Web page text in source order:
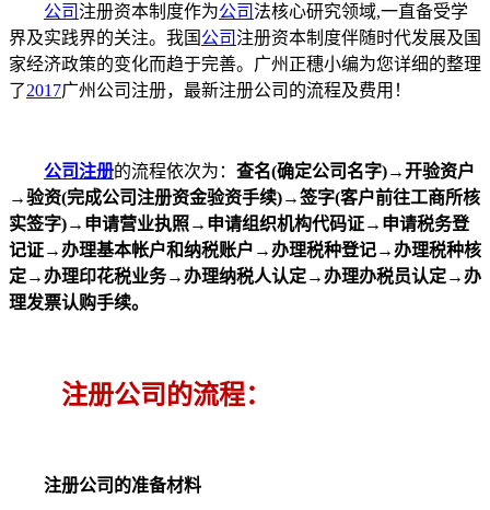
公司注册资本制度作为公司法核心研究领域,一直备受学
界及实践界的关注。我国 公司注册资本制度伴随时代发展及国
家经济政策的变化而趋于完善。广州正穗小编为您详细的整理
了2017广州公司注册，最新注册公司的流程及费用！
公司注册的流程依次为： 查名(确定公司名字)→开验资户
→验资(完成公司注册资金验资手续)→签字(客户前往工商所核
实签字)→申请营业执照→申请组织机构代码证→申请税务登
记证→办理基本帐户和纳税账户→办理税种登记→办理税种核
定→办理印花税业务→办理纳税人认定→办理办税员认定→办
理发票认购手续。
注册公司的流程：
注册公司的准备材料